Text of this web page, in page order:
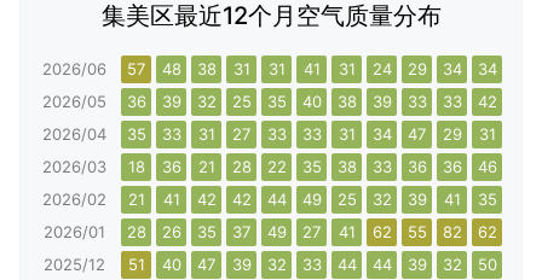
集美区最近12个月空气质量分布
2026/06 57 48 38 31 31 41 31 24 29 34 34
2026/05
36 39 32 25 35 40 38 39 33 33 42
2026/04
35 33 31 27 33 33 31 34 47 29 31
2026/03
18 36 21 28 22 35 38 33 36 36 46
2026/02
21 41 42 42 44 49 25 32 39 41 35
2026/01
28 26 35 37 49 27 41 62 55 82 62
2025/12
51 40 47 39 32 33 44 44 39 32 50